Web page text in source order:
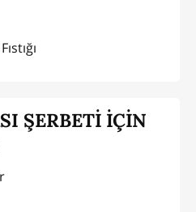
ŞERBETİ İÇİN